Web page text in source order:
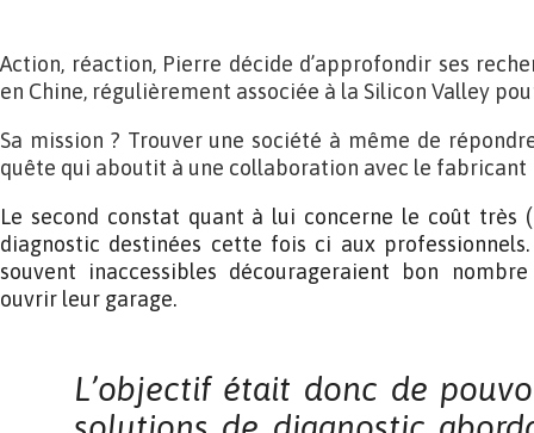
Action, réaction, Pierre décide d’approfondir ses
en Chine, régulièrement associée à la Silicon Valley
Sa mission ? Trouver une société à même de
quête qui aboutit à une collaboration avec le fabricant
Le second constat quant à lui concerne le coût très
diagnostic destinées cette fois ci aux
souvent inaccessibles décourageraient bon
ouvrir leur garage.
L’objectif était donc de